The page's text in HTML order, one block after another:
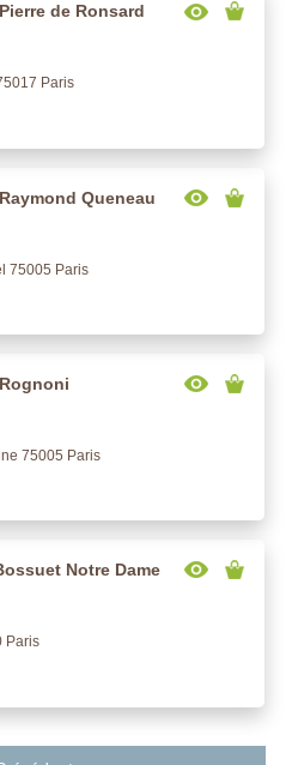
de Ronsard
Paris
Queneau
75005 Paris
75005 Paris
Notre Dame
Paris